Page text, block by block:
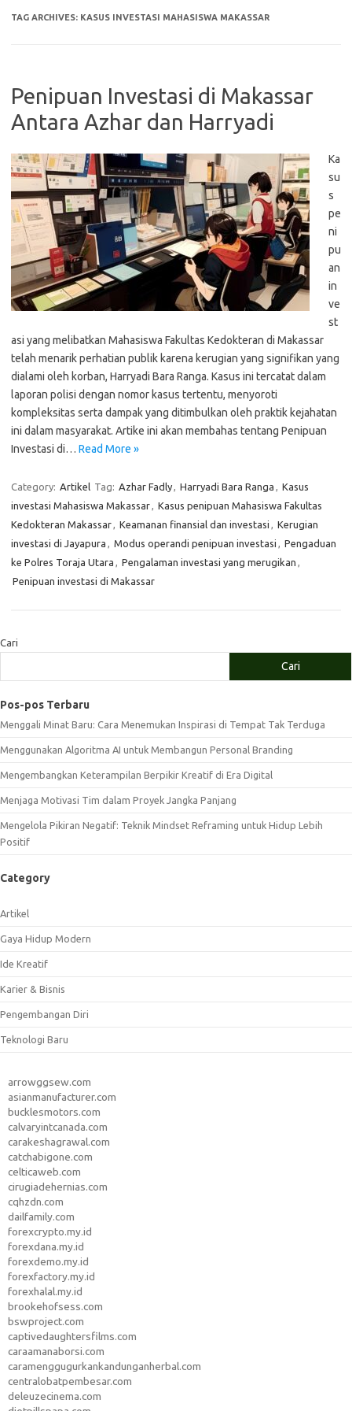
TAG ARCHIVES: KASUS INVESTASI MAHASISWA MAKASSAR
Penipuan Investasi di Makassar
Antara Azhar dan Harryadi
Ka
su
s
pe
ni
pu
an
in
ve
st
asi yang melibatkan Mahasiswa Fakultas Kedokteran di Makassar
telah menarik perhatian publik karena kerugian yang signifikan yang
dialami oleh korban, Harryadi Bara Ranga. Kasus ini tercatat dalam
laporan polisi dengan nomor kasus tertentu, menyoroti
kompleksitas serta dampak yang ditimbulkan oleh praktik kejahatan
ini dalam masyarakat. Artike ini akan membahas tentang Penipuan
Investasi di… Read More »
Category: Artikel Tag: Azhar Fadly, Harryadi Bara Ranga , Kasus
investasi Mahasiswa Makassar, Kasus penipuan Mahasiswa Fakultas
Kedokteran Makassar, Keamanan finansial dan investasi , Kerugian
investasi di Jayapura , Modus operandi penipuan investasi , Pengaduan
ke Polres Toraja Utara , Pengalaman investasi yang merugikan ,
Penipuan investasi di Makassar
Cari
Cari
Pos-pos Terbaru
Menggali Minat Baru: Cara Menemukan Inspirasi di Tempat Tak Terduga
Menggunakan Algoritma AI untuk Membangun Personal Branding
Mengembangkan Keterampilan Berpikir Kreatif di Era Digital
Menjaga Motivasi Tim dalam Proyek Jangka Panjang
Mengelola Pikiran Negatif: Teknik Mindset Reframing untuk Hidup Lebih
Positif
Category
Artikel
Gaya Hidup Modern
Ide Kreatif
Karier & Bisnis
Pengembangan Diri
Teknologi Baru
arrowggsew.com
asianmanufacturer.com
bucklesmotors.com
calvaryintcanada.com
carakeshagrawal.com
catchabigone.com
celticaweb.com
cirugiadehernias.com
cqhzdn.com
dailfamily.com
forexcrypto.my.id
forexdana.my.id
forexdemo.my.id
forexfactory.my.id
forexhalal.my.id
brookehofsess.com
bswproject.com
captivedaughtersfilms.com
caraamanaborsi.com
caramenggugurkankandunganherbal.com
centralobatpembesar.com
deleuzecinema.com